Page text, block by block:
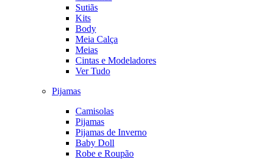
Sutiãs
Kits
Body
Meia Calça
Meias
Cintas e Modeladores
Ver Tudo
Pijamas
Camisolas
Pijamas
Pijamas de Inverno
Baby Doll
Robe e Roupão